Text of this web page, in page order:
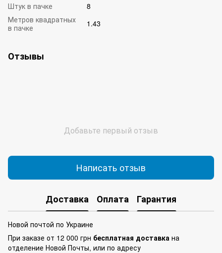
Штук в пачке
8
Метров квадратных
в пачке
1.43
Отзывы
Добавьте первый отзыв
Написать отзыв
Доставка Оплата Гарантия
Новой почтой по Украине
При заказе от 12 000 грн бесплатная доставка на
отделение Новой Почты, или по адресу